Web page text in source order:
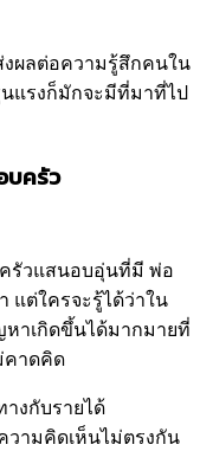
งผลต่อความรู้สึกคนใน
แรงก็มักจะมีที่มาที่ไป
บครัว
รัวแสนอบอุ่นที่มี พ่อ
แต่ใครจะรู้ได้ว่าใน
าเกิดขึ้นได้มากมายที่
คาดคิด
างกับรายได้
ามคิดเห็นไม่ตรงกัน